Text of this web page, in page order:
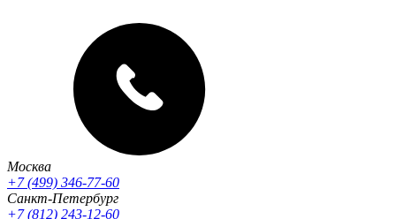
Москва
+7 (499) 346-77-60
Санкт-Петербург
+7 (812) 243-12-60